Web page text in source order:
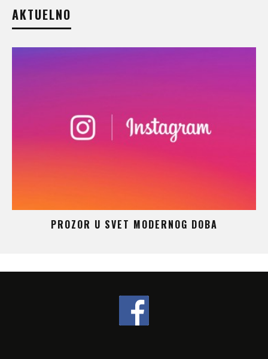
AKTUELNO
PROZOR U SVET MODERNOG DOBA